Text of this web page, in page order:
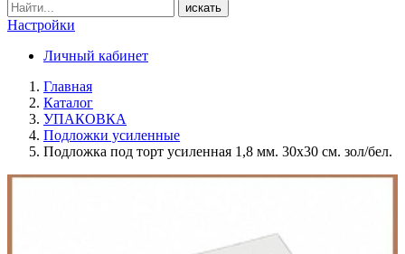
искать
Настройки
Личный кабинет
Главная
Каталог
УПАКОВКА
Подложки усиленные
Подложка под торт усиленная 1,8 мм. 30х30 см. зол/бел.